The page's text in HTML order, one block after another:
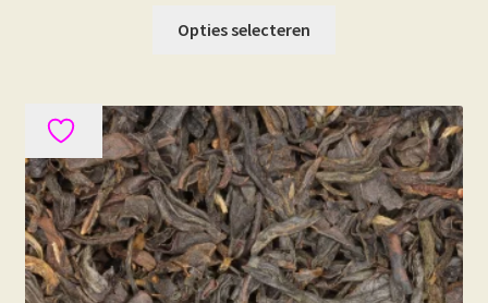
Opties selecteren
variaties.
Deze
optie
kan
gekozen
worden
op